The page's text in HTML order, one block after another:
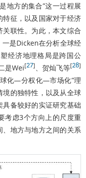
地方的集合”这一过程展
征，以及国家对于经济
联性。为此，本文综合
是Dicken在分析全球经
经济地理格局是跨国公
是Wei[27] 、贺灿飞等[28]
化—分权化—市场化”理
的独特性，以及从全球
备较好的实证研究基础
考虑3个方向上的尺度重
地方与地方之间的关系